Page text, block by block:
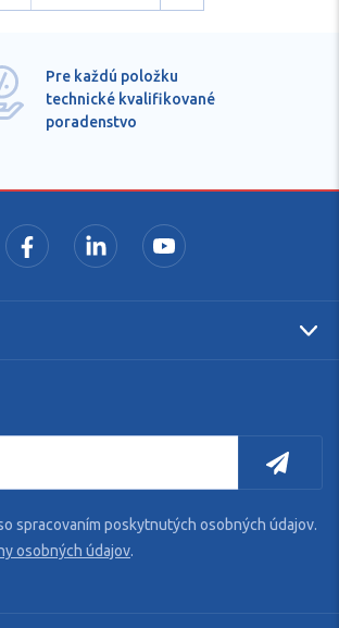
Pre každú položku
technické kvalifikované
poradenstvo
spracovaním poskytnutých osobných údajov.
osobných údajov.